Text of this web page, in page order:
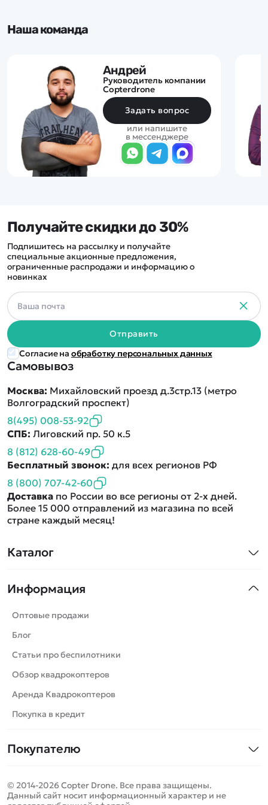
Наша команда
Андрей
Руководитель компании
Copterdrone
Задать вопрос
или напишите
в мессенджере
Каталог
Машинки
Танки
Вертолеты
Катера
Роботы
Самолеты
Сборные модели
Спецтехника
Игрушки
Информация
Оптовые продажи
Блог
Статьи про беспилотники
Обзор квадрокоптеров
Аренда Квадрокоптеров
Покупка в кредит
Покупателю
Оплата и доставка
Самовывоз
Москва: Михайловский проезд д.3стр.13 (метро
Волгоградский проспект)
8(495) 008-53-92
СПБ: Лиговский пр. 50 к.5
8 (812) 628-60-49
Бесплатный звонок: для всех регионов РФ
8 (800) 707-42-60
Доставка по России во все регионы от 2-х дней.
Более 15 000 отправлений из магазина по всей
стране каждый месяц!
Получайте скидки до 30%
Подпишитесь на рассылку и получайте
специальные акционные предложения,
ограниченные распродажи и информацию о
новинках
Отправить
Согласие на обработку персональных данных
© 2014-2026 Copter Drone. Все права защищены.
Данный сайт носит информационный характер и не